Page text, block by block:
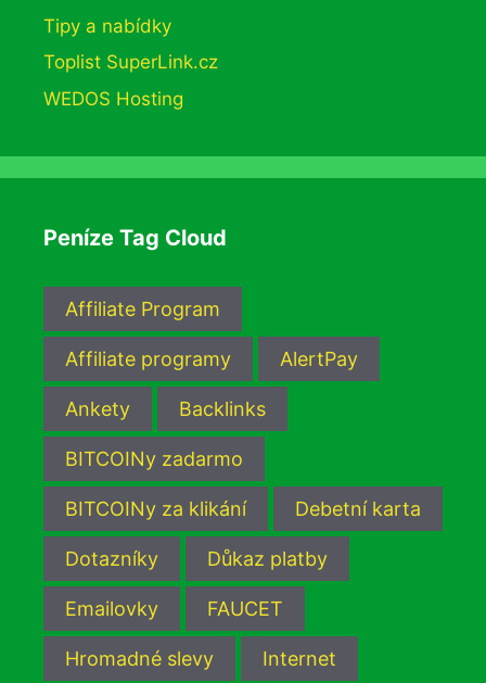
Tipy a nabídky
Toplist SuperLink.cz
WEDOS Hosting
Peníze Tag Cloud
Affiliate Program
Affiliate programy AlertPay
Ankety Backlinks
BITCOINy zadarmo
BITCOINy za klikání Debetní karta
Dotazníky Důkaz platby
Emailovky FAUCET
Hromadné slevy Internet